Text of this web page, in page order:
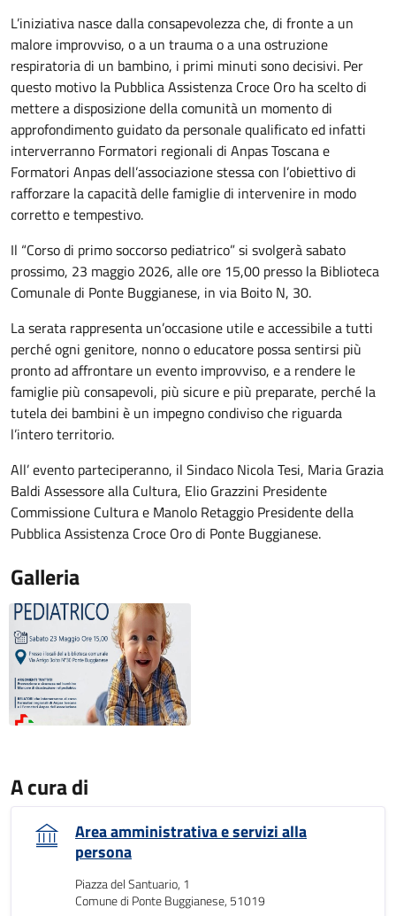
L’iniziativa nasce dalla consapevolezza che, di fronte a un
malore improvviso, o a un trauma o a una ostruzione
respiratoria di un bambino, i primi minuti sono decisivi. Per
questo motivo la Pubblica Assistenza Croce Oro ha scelto di
mettereadisposizionedellacomunità un momentodi
approfondimento guidato da personale qualificato ed infatti
interverranno Formatori regionali di Anpas Toscana e
Formatori Anpas dell’associazione stessa con l’obiettivo di
rafforzare lacapacitàdellefamigliedi intervenire in modo
correttoetempestivo.
Il “Corso di primo soccorso pediatrico” si svolgerà sabato
prossimo, 23 maggio 2026, alle ore 15,00 presso la Biblioteca
Comunale di Ponte Buggianese, in via Boito N, 30.
Laserata rappresenta un’occasione utileeaccessibileatutti
perchéogni genitore, nonno o educatore possa sentirsi più
pronto ad affrontare un evento improvviso, e a rendere le
famiglie più consapevoli, più sicure e più preparate, perché la
tuteladei bambini è un impegnocondivisoche riguarda
l’interoterritorio.
All’ evento parteciperanno, il Sindaco Nicola Tesi, Maria Grazia
Baldi Assessorealla Cultura, Elio Grazzini Presidente
Commissione Cultura e Manolo Retaggio Presidente della
Pubblica Assistenza Croce Oro di Ponte Buggianese.
Galleria
A cura di
Area amministrativa e servizi alla
persona
Piazza del Santuario, 1
Comune di Ponte Buggianese, 51019